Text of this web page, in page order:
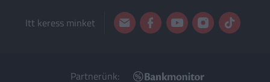
Itt keress minket
Partnerünk: